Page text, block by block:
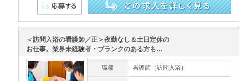
＜訪問入浴の看護師／正＞夜勤なし＆土日定休の
お仕事。業界未経験者・ブランクのある方も...
職種 看護師（訪問入浴）